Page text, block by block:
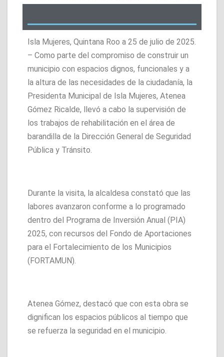
Isla Mujeres, Quintana Roo a 25 de julio de 2025.
– Como parte del compromiso de construir un
municipio con espacios dignos, funcionales y a
la altura de las necesidades de la ciudadanía, la
Presidenta Municipal de Isla Mujeres, Atenea
Gómez Ricalde, llevó a cabo la supervisión de
los trabajos de rehabilitación en el área de
barandilla de la Dirección General de Seguridad
Pública y Tránsito.
Durante la visita, la alcaldesa constató que las
labores avanzaron conforme a lo programado
dentro del Programa de Inversión Anual (PIA)
2025, con recursos del Fondo de Aportaciones
para el Fortalecimiento de los Municipios
(FORTAMUN).
Atenea Gómez, destacó que con esta obra se
dignifican los espacios públicos al tiempo que
se refuerza la seguridad en el municipio.